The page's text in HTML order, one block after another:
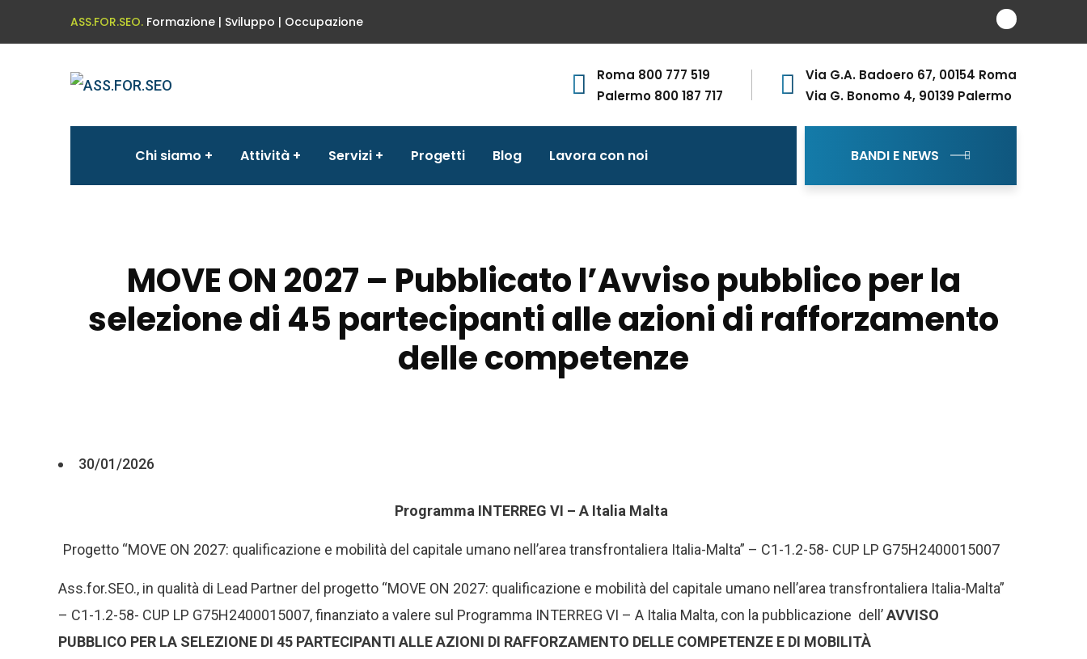
ASS.FOR.SEO. Formazione | Sviluppo | Occupazione
Roma 800 777 519
Palermo 800 187 717
Via G.A. Badoero 67, 00154 Roma
Via G. Bonomo 4, 90139 Palermo
Chi siamo Attività Servizi Progetti Blog Lavora con noi BANDI E NEWS
MOVE ON 2027 – Pubblicato l’Avviso pubblico per la
selezione di 45 partecipanti alle azioni di rafforzamento
delle competenze
30/01/2026
Programma INTERREG VI – A Italia Malta
Progetto “MOVE ON 2027: qualificazione e mobilità del capitale umano nell’area transfrontaliera Italia-Malta” – C1-1.2-58- CUP LP G75H2400015007
Ass.for.SEO., in qualità di Lead Partner del progetto “MOVE ON 2027: qualificazione e mobilità del capitale umano nell’area transfrontaliera Italia-Malta”
– C1-1.2-58- CUP LP G75H2400015007, finanziato a valere sul Programma INTERREG VI – A Italia Malta, con la pubblicazione dell’AVVISO
PUBBLICO PER LA SELEZIONE DI 45 PARTECIPANTI ALLE AZIONI DI RAFFORZAMENTO DELLE COMPETENZE E DI MOBILITÀ